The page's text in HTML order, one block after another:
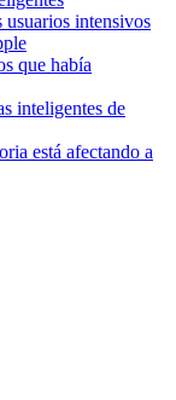
intensivos
que había
inteligentes de
está afectando a